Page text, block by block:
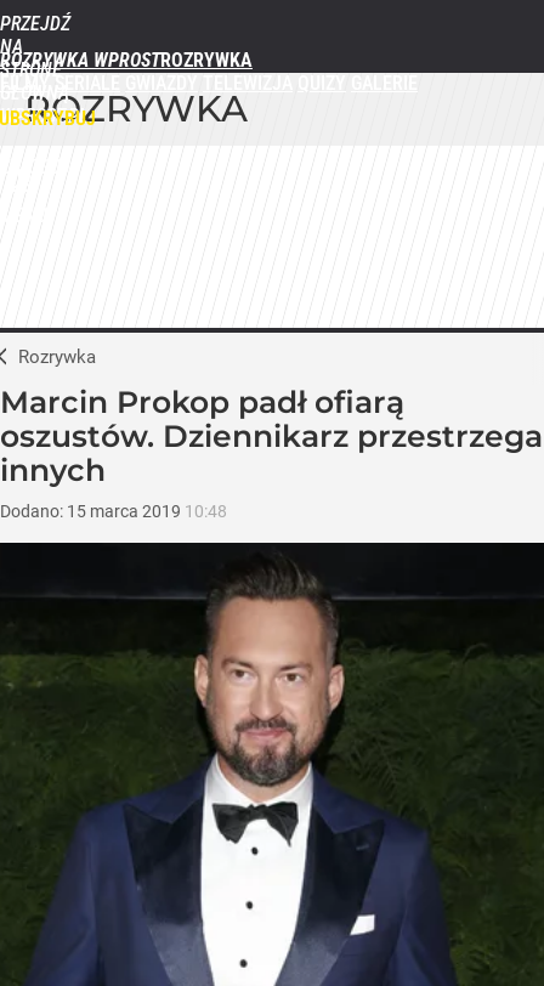
PRZEJDŹ
NA
STRONĘ
GŁÓWNĄ
WPROST.PL
ROZRYWKA WPROST
ROZRYWKA
Rozrywka
Marcin Prokop padł ofiarą
oszustów. Dziennikarz przestrzega
innych
Dodano: 15 marca 2019 10:48